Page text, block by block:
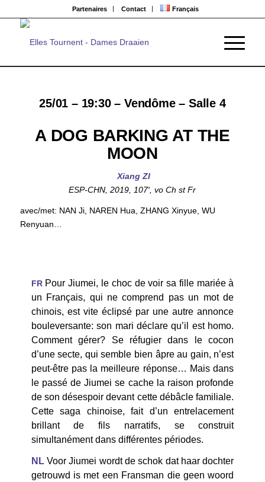
Partenaires Contact Français
25/01 – 19:30 – Vendôme – Salle 4
A DOG BARKING AT THE
MOON
Xiang ZI
ESP-CHN, 2019, 107′, vo Ch st Fr
avec/met: NAN Ji, NAREN Hua, ZHANG Xinyue, WU
Renyuan…
FR Pour Jiumei, le choc de voir sa fille mariée à
un Français, qui ne comprend pas un mot de
chinois, est vite éclipsé par une autre annonce
bouleversante: son mari déclare qu’il est homo.
Comment gérer? Se réfugier dans le cocon
d’une secte, qui semble bien âpre au gain, n’est
peut-être pas la meilleure réponse… Mais dans
le passé de Jiumei se cache la raison profonde
de son désespoir devant cette débâcle familiale.
Cette saga chinoise, fait d’un entrelacement
brillant de fils narratifs, se construit
simultanément dans différentes périodes.
NL Voor Jiumei wordt de schok dat haar dochter
getrouwd is met een Fransman die geen woord